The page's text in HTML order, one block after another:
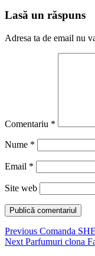
Lasă un răspuns
Adresa ta de email nu
Comentariu *
Nume *
Email *
Site web
Navigare
în
Previous Previous
post:
Comanda
Next Next
Parfumuri clona